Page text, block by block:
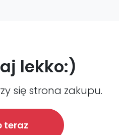
lekko:)
się strona zakupu.
teraz